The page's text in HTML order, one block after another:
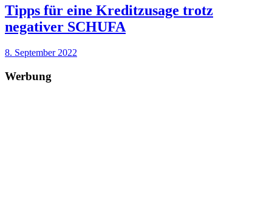
Tipps für eine Kreditzusage trotz
negativer SCHUFA
8. September 2022
Werbung